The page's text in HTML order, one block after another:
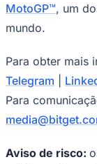
MotoGP™, um
mundo.
Para obter mais
Telegram
Para
Aviso de risco: